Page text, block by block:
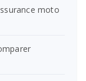
moto